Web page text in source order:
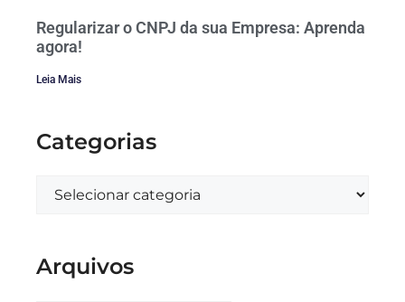
Regularizar o CNPJ da sua Empresa: Aprenda
agora!
Leia Mais
Categorias
Arquivos